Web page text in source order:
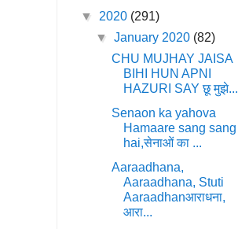
▼ 2020 (291)
▼January 2020 (82)
CHU MUJHAY JAISA
BIHI HUN APNI
HAZURI SAY छू मुझे...
Senaon ka yahova
Hamaare sang sang
hai,सेनाओं का ...
Aaraadhana,
Aaraadhana, Stuti
Aaraadhanआराधना,
आरा...